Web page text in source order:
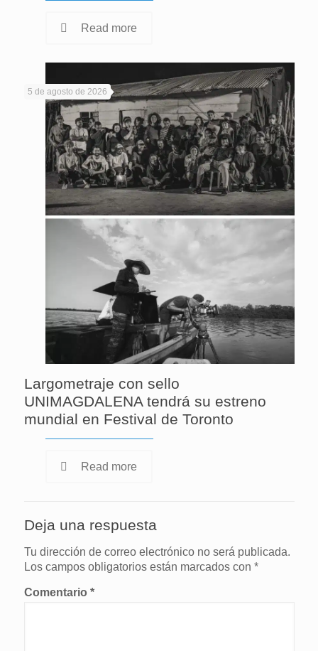
Read more
5 de agosto de 2026
Largometraje con sello
UNIMAGDALENA tendrá su estreno
mundial en Festival de Toronto
Read more
Deja una respuesta
Tu dirección de correo electrónico no será publicada.
Los campos obligatorios están marcados con *
Comentario *